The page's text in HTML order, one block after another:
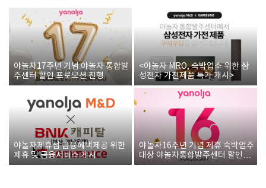
야놀자17주년 기념 야놀자 통합발
주센터 할인 프로모션 진행
<야놀자 MRO, 숙박업소 위한 삼
성전자 가전제품 특가 개시>
야놀자제휴점 금융혜택제공 위한
제휴 및 금융서비스 게시
야놀자16주년 기념 제휴 숙박업주
대상 야놀자통합발주센터 할인쿠
폰 증정